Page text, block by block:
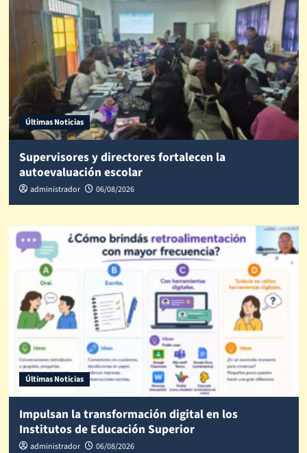
Últimas Noticias
Supervisores y directores fortalecen la
autoevaluación escolar
administrador 06/08/2026
Últimas Noticias
Impulsan la transformación digital en los
Institutos de Educación Superior
administrador 06/08/2026